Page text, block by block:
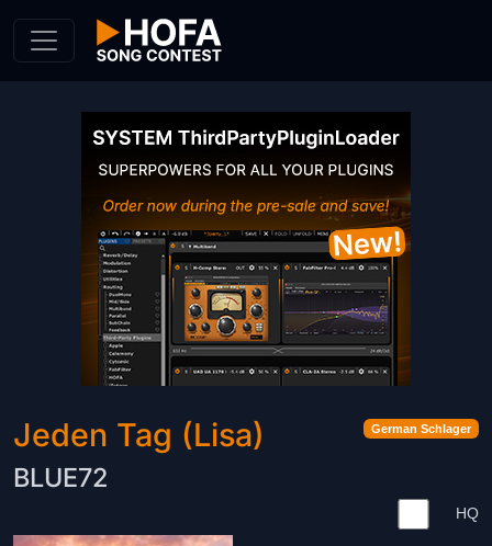
German Schlager
Jeden Tag (Lisa)
BLUE72
HQ